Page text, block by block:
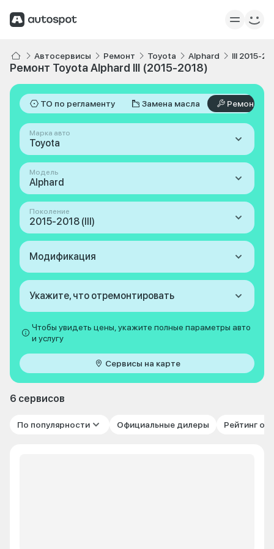
Автосервисы Ремонт Toyota Alphard III 2015-
Ремонт Toyota Alphard III (2015-2018)
ТО по регламенту Замена масла Ремонт
Марка авто
Toyota
Модель
Alphard
Поколение
2015-2018 (III)
Модификация
Укажите, что отремонтировать
Чтобы увидеть цены, укажите полные параметры авто
и услугу
Сервисы на карте
6 сервисов
По популярности Официальные дилеры Рейтинг